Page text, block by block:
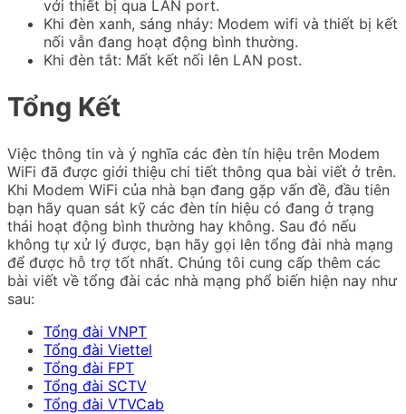
với thiết bị qua LAN port.
Khi đèn xanh, sáng nháy: Modem wifi và thiết bị kết
nối vẫn đang hoạt động bình thường.
Khi đèn tắt: Mất kết nối lên LAN post.
Tổng Kết
Việc thông tin và ý nghĩa các đèn tín hiệu trên Modem
WiFi đã được giới thiệu chi tiết thông qua bài viết ở trên.
Khi Modem WiFi của nhà bạn đang gặp vấn đề, đầu tiên
bạn hãy quan sát kỹ các đèn tín hiệu có đang ở trạng
thái hoạt động bình thường hay không. Sau đó nếu
không tự xử lý được, bạn hãy gọi lên tổng đài nhà mạng
để được hỗ trợ tốt nhất. Chúng tôi cung cấp thêm các
bài viết về tổng đài các nhà mạng phổ biến hiện nay như
sau:
Tổng đài VNPT
Tổng đài Viettel
Tổng đài FPT
Tổng đài SCTV
Tổng đài VTVCab